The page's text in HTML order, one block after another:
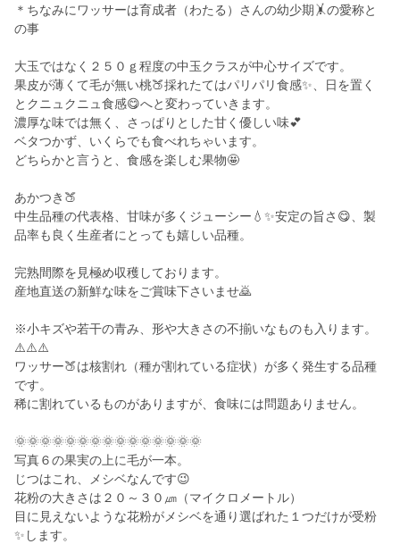
＊ちなみにワッサーは育成者（わたる）さんの幼少期🤸の愛称と
の事
大玉ではなく２５０ｇ程度の中玉クラスが中心サイズです。
果皮が薄くて毛が無い桃🍑採れたてはパリパリ食感✨、日を置く
とクニュクニュ食感😋へと変わっていきます。
濃厚な味では無く、さっぱりとした甘く優しい味💕
ベタつかず、いくらでも食べれちゃいます。
どちらかと言うと、食感を楽しむ果物🤩
あかつき🍑
中生品種の代表格、甘味が多くジューシー💧✨安定の旨さ😋、製
品率も良く生産者にとっても嬉しい品種。
完熟間際を見極め収穫しております。
産地直送の新鮮な味をご賞味下さいませ🙇
※小キズや若干の青み、形や大きさの不揃いなものも入ります。
⚠️⚠️⚠️
ワッサー🍑は核割れ（種が割れている症状）が多く発生する品種
です。
稀に割れているものがありますが、食味には問題ありません。
🌞🌞🌞🌞🌞🌞🌞🌞🌞🌞🌞🌞🌞🌞🌞
写真６の果実の上に毛が一本。
じつはこれ、メシベなんです😉
花粉の大きさは２０～３０㎛（マイクロメートル）
目に見えないような花粉がメシベを通り選ばれた１つだけが受粉
✨します。